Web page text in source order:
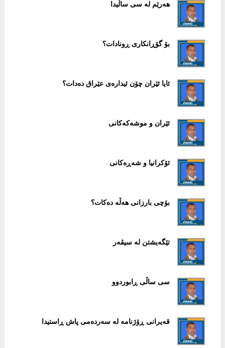
هەرێم لە سی ساڵیدا
بۆ گۆڕانکاری ڕونادات؟
ئایا ئێران چۆن ئیدارەی عێراق دەدات؟
ئێران و موشەکەکانی
ئۆکرانیا و شەڕەکانی
بۆچی بارزانی هەڵە دەکات؟
تێگەیشتن لە سیڤەر
سی ساڵی ڕابوردوو
قەیرانی ڕۆژنامە لە سەردەمی پاش ڕاستیدا